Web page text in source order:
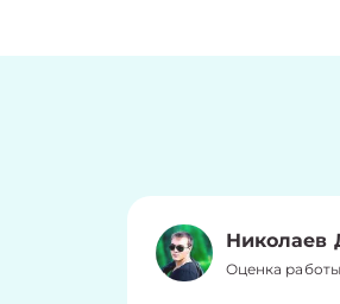
Николаев
Оценка работы